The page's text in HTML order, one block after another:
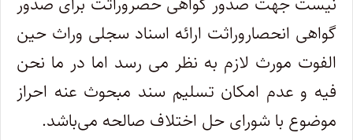
گواهی انحصاروراثت ارائه اسناد سجلی وراث حین
الفوت مورث لازم به نظر می رسد اما در ما نحن
فیه و عدم امکان تسلیم سند مبحوث عنه احراز
موضوع با شورای حل اختلاف صالحه می‌باشد.